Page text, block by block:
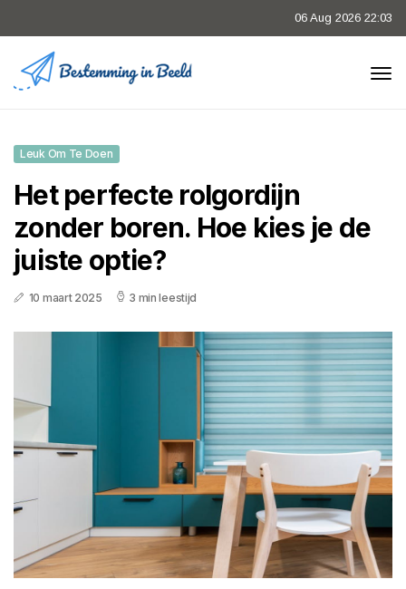
06 Aug 2026 22:03
Leuk Om Te Doen
Het perfecte rolgordijn
zonder boren. Hoe kies je de
juiste optie?
10 maart 2025 3 min leestijd